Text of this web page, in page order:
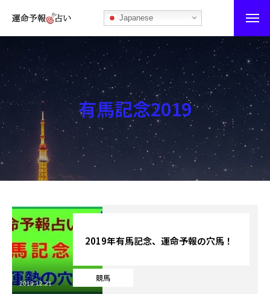
Japanese
運命予報占い
運命予報占いとは
あなたの所属部屋を探そう！
最恐の相性占い
秘伝公開！吉凶カレンダー
ブログ
お知らせ
芸能界
有馬記念2019
競馬
2019年有馬記念、運命予報の穴馬！
2019.12.21